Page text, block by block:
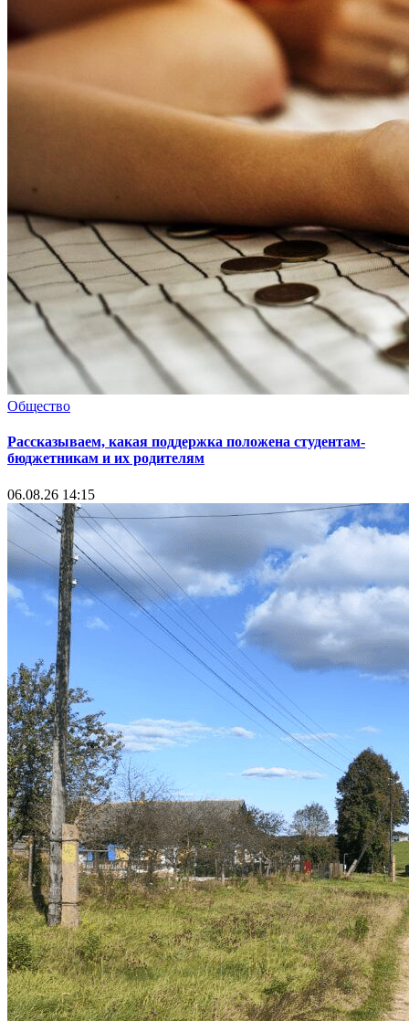
Общество
Рассказываем, какая поддержка положена студентам-
бюджетникам и их родителям
06.08.26 14:15